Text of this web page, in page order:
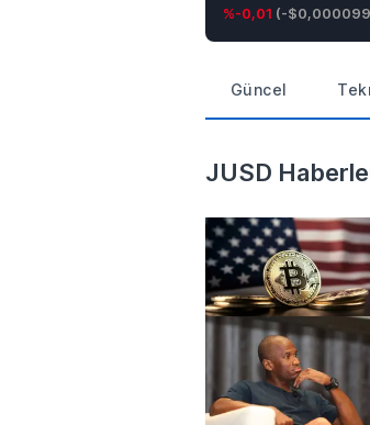
%-0,01 (-$0,000099
Güncel
JUSD